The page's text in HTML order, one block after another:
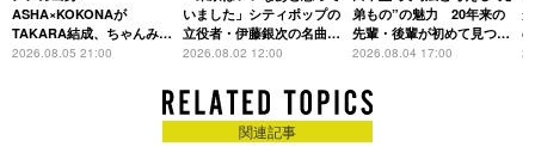
ASHA×KOKONAが
TAKARA結成、ちゃんみな
主宰レーベル第2弾アーテ
2026.08.05 21:00
いました」シティポップの
立役者・伊藤銀次の名曲回
想録
2026.08.02 12:00
存在
弟もの”の魅力 20年来の
先輩・後輩が初めて見つけ
た互いの共通点とは
2026.08.04 17:00
関連記事